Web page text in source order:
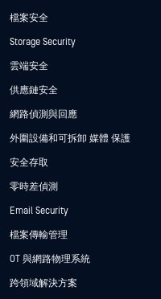
檔案安全
Storage Security
雲端安全
供應鏈安全
網路偵測與回應
外圍設備和可拆卸 媒體 保護
安全存取
零時差偵測
Email Security
檔案傳輸管理
OT 與網路物理系統
跨領域解決方案